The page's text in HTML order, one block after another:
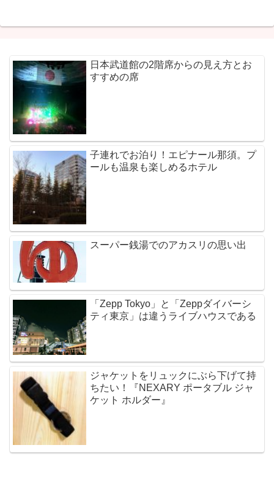
日本武道館の2階席からの見え方とお
すすめの席
子連れでお泊り！エピナール那須。プ
ールも温泉も楽しめるホテル
スーパー銭湯でのアカスリの思い出
「Zepp Tokyo」と「Zeppダイバーシ
ティ東京」は違うライブハウスである
ジャケットをリュックにぶら下げて持
ちたい！『NEXARY ポータブル ジャ
ケット ホルダー』